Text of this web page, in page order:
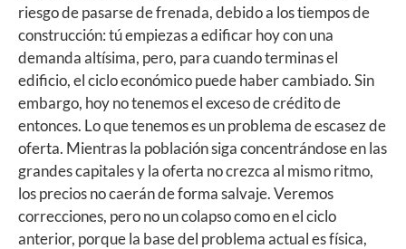
riesgo de pasarse de frenada, debido a los tiempos de
construcción: tú empiezas a edificar hoy con una
demanda altísima, pero, para cuando terminas el
edificio, el ciclo económico puede haber cambiado. Sin
embargo, hoy no tenemos el exceso de crédito de
entonces. Lo que tenemos es un problema de escasez de
oferta. Mientras la población siga concentrándose en las
grandes capitales y la oferta no crezca al mismo ritmo,
los precios no caerán de forma salvaje. Veremos
correcciones, pero no un colapso como en el ciclo
anterior, porque la base del problema actual es física,